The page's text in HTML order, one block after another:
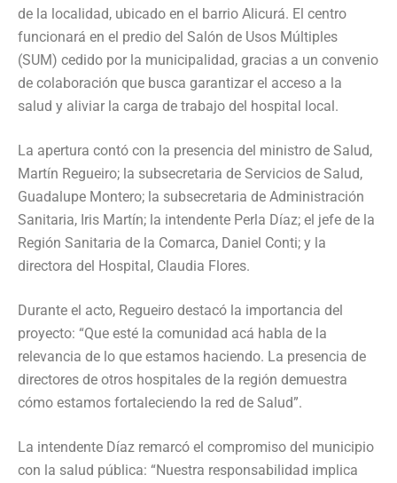
de la localidad, ubicado en el barrio Alicurá. El centro
funcionará en el predio del Salón de Usos Múltiples
(SUM) cedido por la municipalidad, gracias a un convenio
de colaboración que busca garantizar el acceso a la
salud y aliviar la carga de trabajo del hospital local.
La apertura contó con la presencia del ministro de Salud,
Martín Regueiro; la subsecretaria de Servicios de Salud,
Guadalupe Montero; la subsecretaria de Administración
Sanitaria, Iris Martín; la intendente Perla Díaz; el jefe de la
Región Sanitaria de la Comarca, Daniel Conti; y la
directora del Hospital, Claudia Flores.
Durante el acto, Regueiro destacó la importancia del
proyecto: “Que esté la comunidad acá habla de la
relevancia de lo que estamos haciendo. La presencia de
directores de otros hospitales de la región demuestra
cómo estamos fortaleciendo la red de Salud”.
La intendente Díaz remarcó el compromiso del municipio
con la salud pública: “Nuestra responsabilidad implica